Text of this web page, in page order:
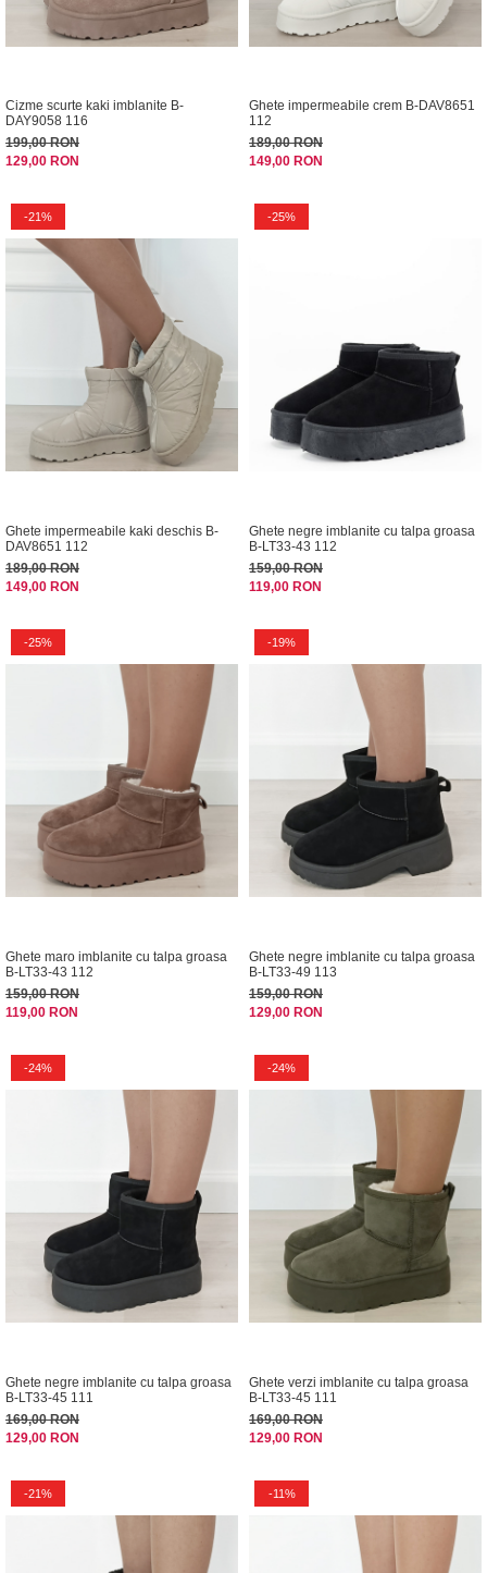
Cizme scurte kaki imblanite B-
DAY9058 116
199,00 RON
129,00 RON
Ghete impermeabile crem B-DAV8651
112
189,00 RON
149,00 RON
-21%
Ghete impermeabile kaki deschis B-
DAV8651 112
189,00 RON
149,00 RON
-25%
Ghete negre imblanite cu talpa groasa
B-LT33-43 112
159,00 RON
119,00 RON
-25%
Ghete maro imblanite cu talpa groasa
B-LT33-43 112
159,00 RON
119,00 RON
-19%
Ghete negre imblanite cu talpa groasa
B-LT33-49 113
159,00 RON
129,00 RON
-24%
Ghete negre imblanite cu talpa groasa
B-LT33-45 111
169,00 RON
129,00 RON
-24%
Ghete verzi imblanite cu talpa groasa
B-LT33-45 111
169,00 RON
129,00 RON
-21% -11%